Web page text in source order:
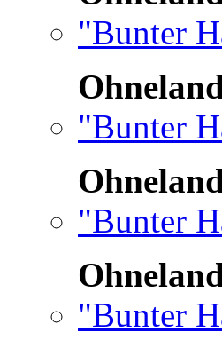
"Bunter
"Bunter
"Bunter
"Bunter